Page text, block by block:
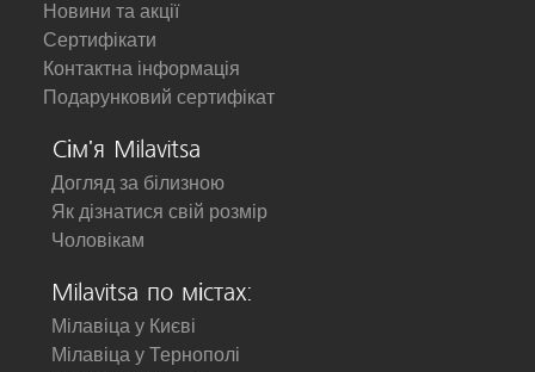
Новини та акції
Сертифікати
Контактна інформація
Подарунковий сертифікат
Сім'я Milavitsa
Догляд за білизною
Як дізнатися свій розмір
Чоловікам
Milavitsa по містах:
Мілавіца у Києві
Мілавіца у Тернополі